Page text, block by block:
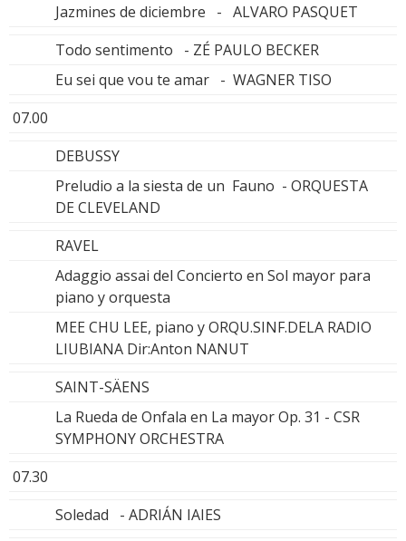
Jazmines de diciembre - ALVARO PASQUET
Todo sentimento - ZÉ PAULO BECKER
Eu sei que vou te amar - WAGNER TISO
07.00
DEBUSSY
Preludio a la siesta de un Fauno - ORQUESTA
DE CLEVELAND
RAVEL
Adaggio assai del Concierto en Sol mayor para
piano y orquesta
MEE CHU LEE, piano y ORQU.SINF.DELA RADIO
LIUBIANA Dir:Anton NANUT
SAINT-SÄENS
La Rueda de Onfala en La mayor Op. 31 - CSR
SYMPHONY ORCHESTRA
07.30
Soledad - ADRIÁN IAIES